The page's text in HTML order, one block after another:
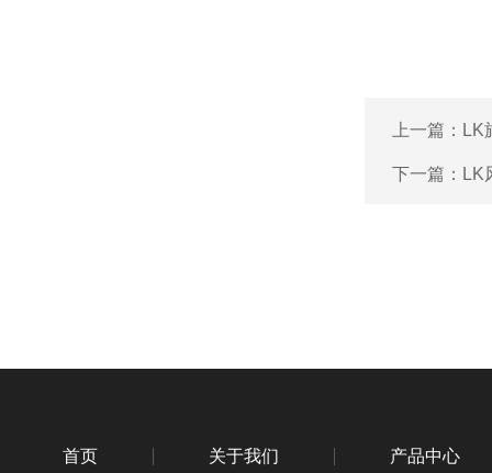
上一篇： LK
下一篇： LK
首页 关于我们 产品中心